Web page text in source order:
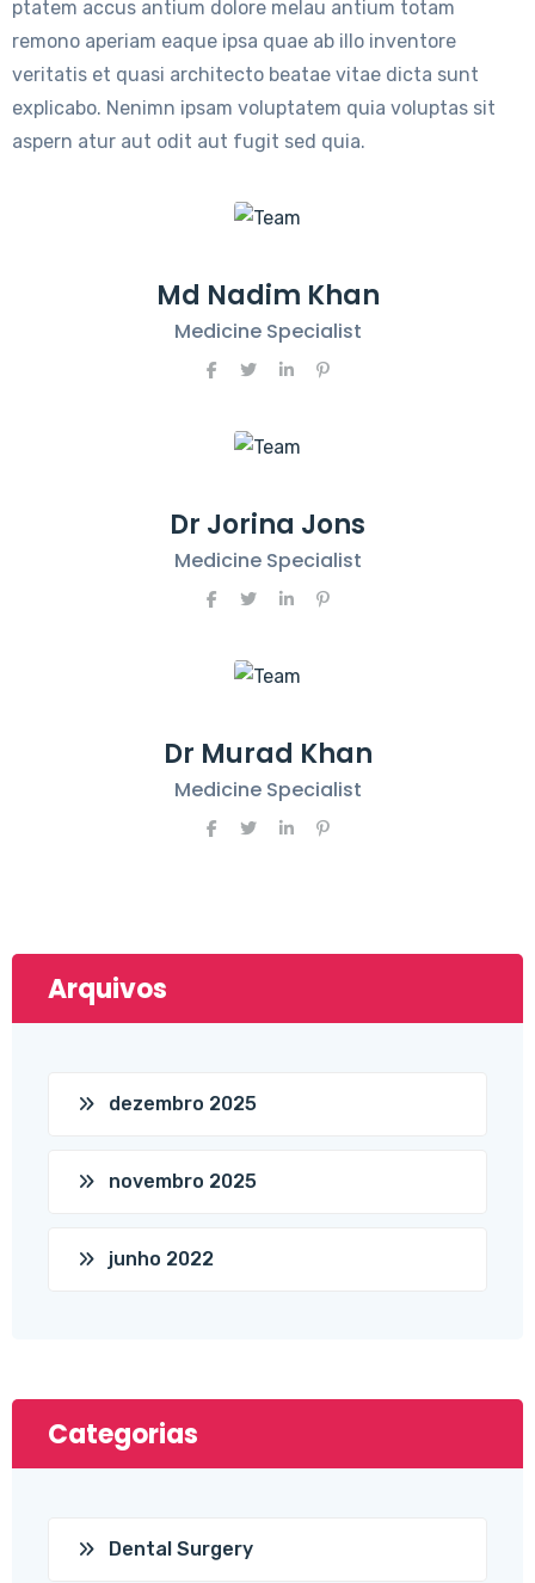
ptatem accus antium dolore melau antium totam
remono aperiam eaque ipsa quae ab illo inventore
veritatis et quasi architecto beatae vitae dicta sunt
explicabo. Nenimn ipsam voluptatem quia voluptas sit
aspern atur aut odit aut fugit sed quia.
Md Nadim Khan
Medicine Specialist
Dr Jorina Jons
Medicine Specialist
Dr Murad Khan
Medicine Specialist
Arquivos
dezembro 2025
novembro 2025
junho 2022
Categorias
Dental Surgery